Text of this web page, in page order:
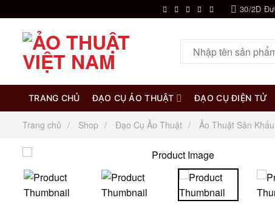
đến
30/2D
kiếm:
TRANG CHỦ ĐẠO CỤ ẢO THUẬT ĐẠO CỤ ĐIỆN TỬ
Trang chủ Shop Đạo Cụ Ảo Thuật Ảo Thuật Sân Khấu